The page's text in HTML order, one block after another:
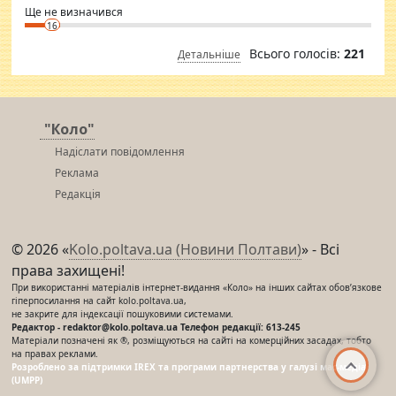
Ще не визначився
16
Детальніше Всього голосів: 221
"Коло"
Надіслати повідомлення
Реклама
Редакція
© 2026 «Kolo.poltava.ua (Новини Полтави)» - Всі
права захищені!
При використанні матеріалів інтернет-видання «Коло» на інших сайтах обов’язкове
гіперпосилання на сайт kolo.poltava.ua,
не закрите для індексації пошуковими системами.
Редактор - redaktor@kolo.poltava.ua Телефон редакції: 613-245
Матеріали позначені як ®, розміщуються на сайті на комерційних засадах, тобто
на правах реклами.
Розроблено за підтримки IREX та програми партнерства у галузі мас-медіа
(UMPP)